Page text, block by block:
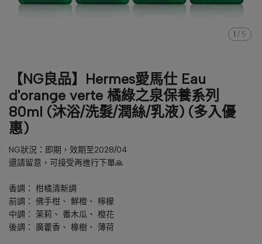
1 / 5
【NG良品】Hermes愛馬仕 Eau
d'orange verte 橘綠之泉保養系列
80ml (沐浴/洗髮/潤絲/乳液) (多入優
惠)
NG狀況：即期，效期至2028/04
還請留意，可接受再進行下單🙏
香調： 柑橘清新調
前調： 佛手柑、 鮮橙、 檸檬
中調： 茉莉、 番木瓜、 橙花
後調： 廣藿香、 橡樹、 薄荷